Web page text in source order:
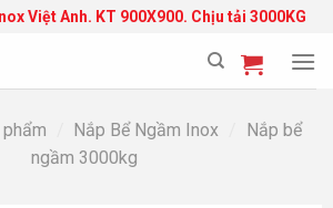
Việt Anh. KT 900X900. Chịu tải 3000KG
Nắp Bể Ngầm Inox
Nắp bể
ngầm 3000kg